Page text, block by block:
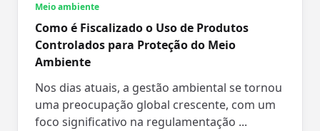
Meio ambiente
Como é Fiscalizado o Uso de Produtos
Controlados para Proteção do Meio
Ambiente
Nos dias atuais, a gestão ambiental se tornou
uma preocupação global crescente, com um
foco significativo na regulamentação ...